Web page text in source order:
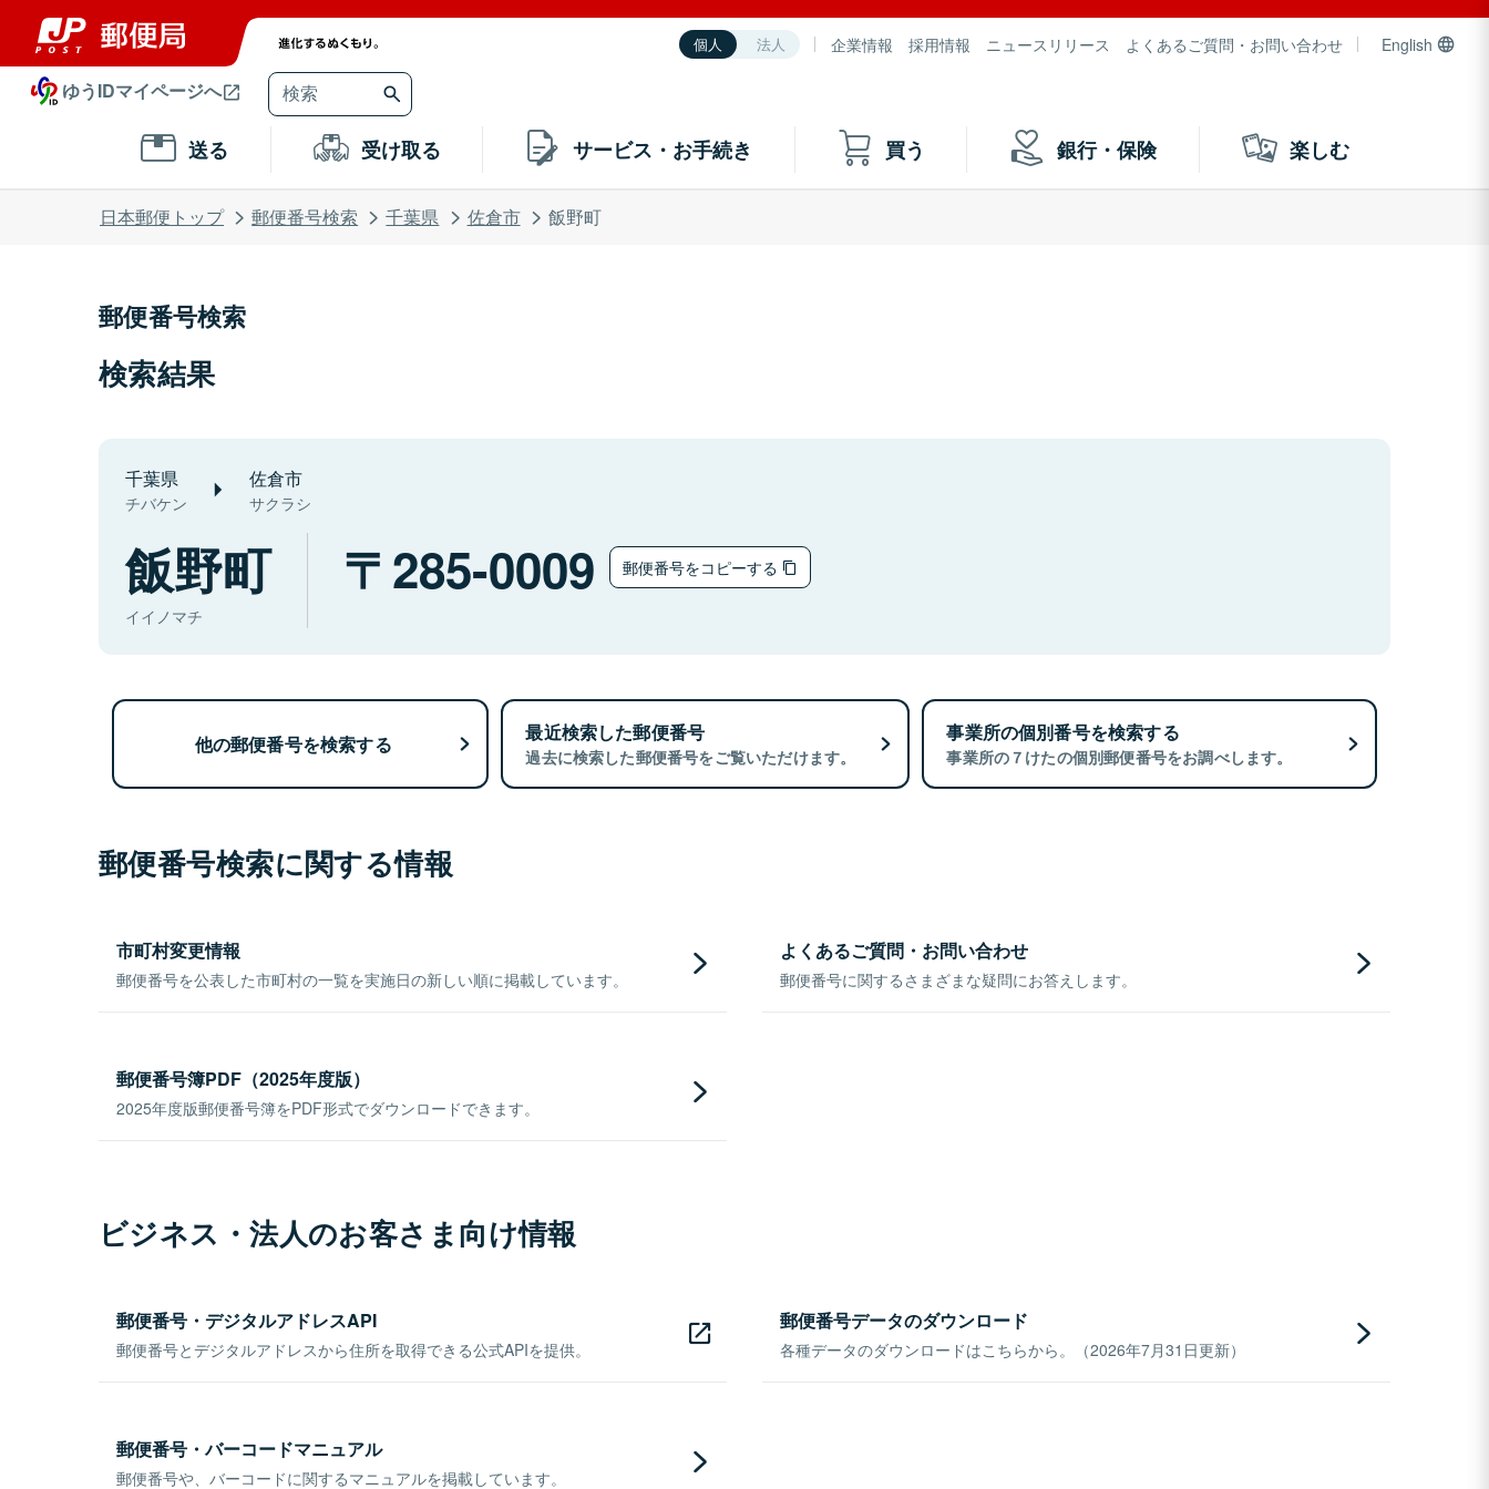
個人 法人 企業情報 採用情報 ニュースリリース よくあるご質問・お問い合わせ English
ゆうIDマイページへ
送る 受け取る サービス・お手続き 買う 銀行・保険 楽しむ
日本郵便トップ 郵便番号検索 千葉県 佐倉市 飯野町
郵便番号検索
検索結果
千葉県
チバケン
佐倉市
サクラシ
飯野町
イイノマチ
285-0009 郵便番号をコピーする
他の郵便番号を検索する 最近検索した郵便番号
過去に検索した郵便番号をご覧いただけます。
事業所の個別番号を検索する
事業所の７けたの個別郵便番号をお調べします。
郵便番号検索に関する情報
市町村変更情報
郵便番号を公表した市町村の一覧を実施日の新しい順に掲載しています。
よくあるご質問・お問い合わせ
郵便番号に関するさまざまな疑問にお答えします。
郵便番号簿PDF（2025年度版）
2025年度版郵便番号簿をPDF形式でダウンロードできます。
ビジネス・法人のお客さま向け情報
郵便番号・デジタルアドレスAPI
郵便番号とデジタルアドレスから住所を取得できる公式APIを提供。
郵便番号データのダウンロード
各種データのダウンロードはこちらから。（2026年7月31日更新）
郵便番号・バーコードマニュアル
郵便番号や、バーコードに関するマニュアルを掲載しています。